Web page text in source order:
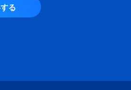
る